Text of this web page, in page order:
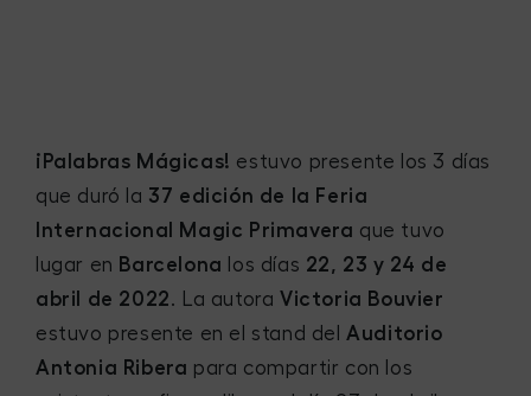
¡Palabras Mágicas! estuvo presente los 3 días
que duró la 37 edición de la Feria
Internacional Magic Primavera que tuvo
lugar en Barcelona los días 22, 23 y 24 de
abril de 2022. La autora Victoria Bouvier
estuvo presente en el stand del Auditorio
Antonia Ribera para compartir con los